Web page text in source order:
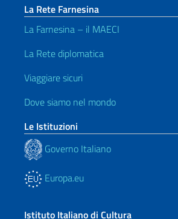
La Rete Farnesina
La Farnesina – il MAECI
La Rete diplomatica
Viaggiare sicuri
Dove siamo nel mondo
Le Istituzioni
Governo Italiano
Europa.eu
Istituto Italiano di Cultura